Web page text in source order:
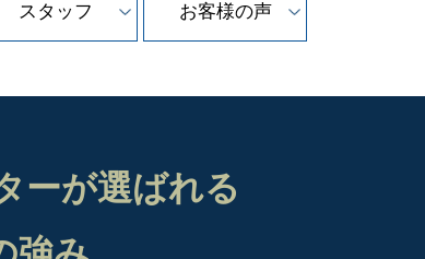
スタッフ お客様の声
ーが選ばれる